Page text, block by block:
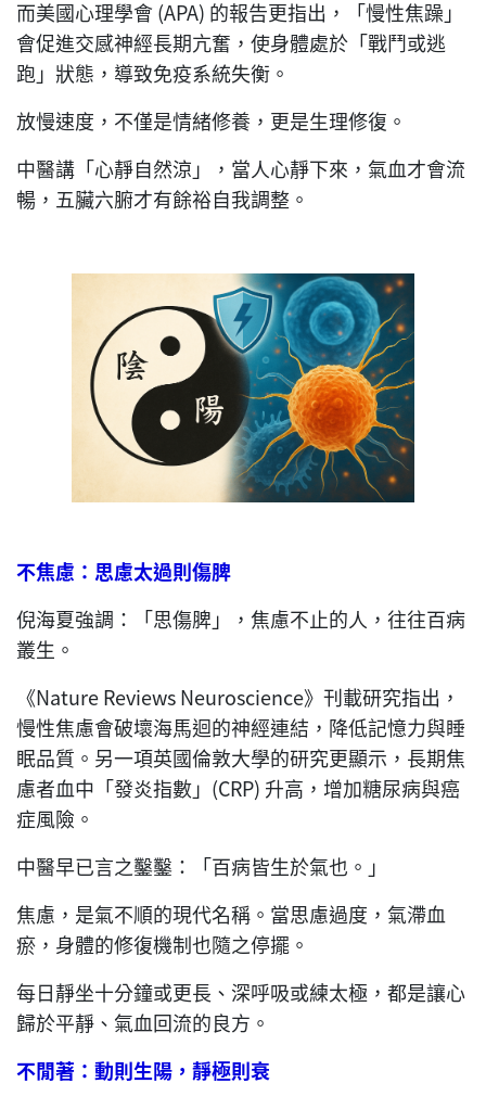
而美國心理學會 (APA) 的報告更指出，「慢性焦躁」
會促進交感神經長期亢奮，使身體處於「戰鬥或逃
跑」狀態，導致免疫系統失衡。
放慢速度，不僅是情緒修養，更是生理修復。
中醫講「心靜自然涼」，當人心靜下來，氣血才會流
暢，五臟六腑才有餘裕自我調整。
不焦慮：思慮太過則傷脾
倪海夏強調：「思傷脾」，焦慮不止的人，往往百病
叢生。
《Nature Reviews Neuroscience》刊載研究指出，
慢性焦慮會破壞海馬迴的神經連結，降低記憶力與睡
眠品質。另一項英國倫敦大學的研究更顯示，長期焦
慮者血中「發炎指數」(CRP) 升高，增加糖尿病與癌
症風險。
中醫早已言之鑿鑿：「百病皆生於氣也。」
焦慮，是氣不順的現代名稱。當思慮過度，氣滯血
瘀，身體的修復機制也隨之停擺。
每日靜坐十分鐘或更長、深呼吸或練太極，都是讓心
歸於平靜、氣血回流的良方。
不閒著：動則生陽，靜極則衰